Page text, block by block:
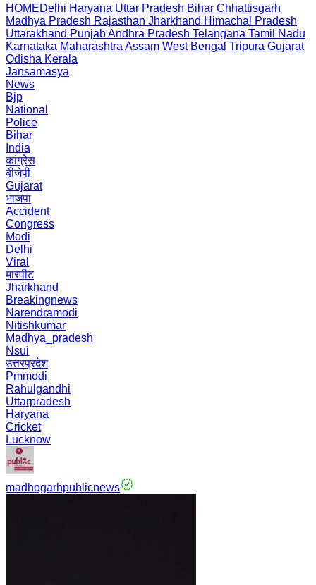
HOMEDelhi Haryana Uttar Pradesh Bihar Chhattisgarh
Madhya Pradesh Rajasthan Jharkhand Himachal Pradesh
Uttarakhand PunjabAndhra Pradesh Telangana Tamil Nadu
Karnataka Maharashtra Assam West Bengal Tripura Gujarat
Odisha Kerala
Jansamasya
News
Bjp
National
Police
Bihar
India
कांग्रेस
बीजेपी
Gujarat
भाजपा
Accident
Congress
Modi
Delhi
Viral
मारपीट
Jharkhand
Breakingnews
Narendramodi
Nitishkumar
Madhya_pradesh
Nsui
उत्तरप्रदेश
Pmmodi
Rahulgandhi
Uttarpradesh
Haryana
Cricket
Lucknow
madhogarhpublicnews